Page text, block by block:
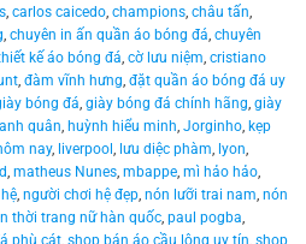
, carlos caicedo, champions, châu tấn,
, chuyên in ấn quần áo bóng đá, chuyên
kế áo bóng đá, cờ lưu niệm, cristiano
, đàm vĩnh hưng, đặt quần áo bóng đá uy
bóng đá, giày bóng đá chính hãng, giày
quân, huỳnh hiểu minh, Jorginho, kẹp
nay, liverpool , lưu diệc phàm, lyon,
, matheus Nunes, mbappe, mì hảo hảo,
, người chơi hệ đẹp, nón lưỡi trai nam, nón
thời trang nữ hàn quốc, paul pogba,
phù cát, shop bán áo cầu lông uy tín, shop